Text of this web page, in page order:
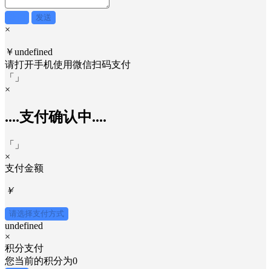
发送
×
￥undefined
请打开手机使用微信扫码支付
「
」
×
....支付确认中....
「
」
×
支付金额
￥
请选择支付方式
undefined
×
积分支付
您当前的积分为0